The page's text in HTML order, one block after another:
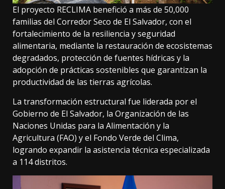
El proyecto RECLIMA benefició a más de 50,000
familias del Corredor Seco de El Salvador, con el
fortalecimiento de la resiliencia y seguridad
alimentaria, mediante la restauración de ecosistemas
degradados, protección de fuentes hídricas y la
adopción de prácticas sostenibles que garantizan la
productividad de las tierras agrícolas.
La transformación estructural fue liderada por el
Gobierno de El Salvador, la Organización de las
Naciones Unidas para la Alimentación y la
Agricultura (FAO) y el Fondo Verde del Clima,
logrando expandir la asistencia técnica especializada
a 114 distritos.